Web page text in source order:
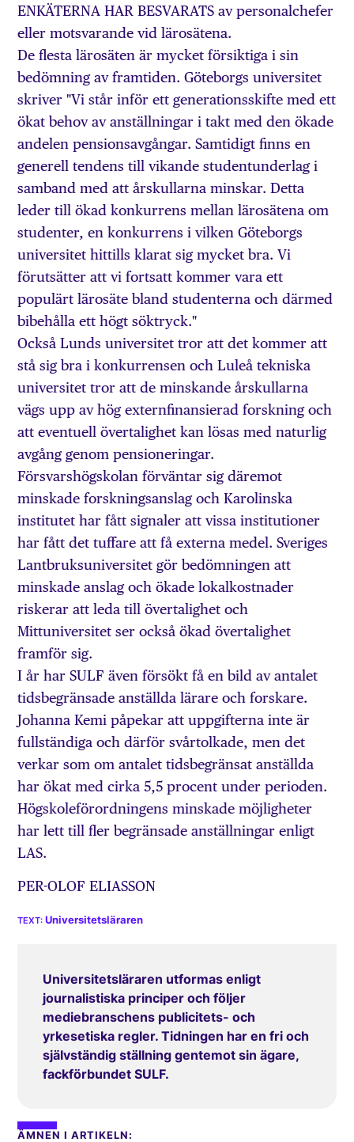
ENKÄTERNA HAR BESVARATS av personalchefer
eller motsvarande vid lärosätena.
De flesta lärosäten är mycket försiktiga i sin
bedömning av framtiden. Göteborgs universitet
skriver "Vi står inför ett generationsskifte med ett
ökat behov av anställningar i takt med den ökade
andelen pensionsavgångar. Samtidigt finns en
generell tendens till vikande studentunderlag i
samband med att årskullarna minskar. Detta
leder till ökad konkurrens mellan lärosätena om
studenter, en konkurrens i vilken Göteborgs
universitet hittills klarat sig mycket bra. Vi
förutsätter att vi fortsatt kommer vara ett
populärt lärosäte bland studenterna och därmed
bibehålla ett högt söktryck."
Också Lunds universitet tror att det kommer att
stå sig bra i konkurrensen och Luleå tekniska
universitet tror att de minskande årskullarna
vägs upp av hög externfinansierad forskning och
att eventuell övertalighet kan lösas med naturlig
avgång genom pensioneringar.
Försvarshögskolan förväntar sig däremot
minskade forskningsanslag och Karolinska
institutet har fått signaler att vissa institutioner
har fått det tuffare att få externa medel. Sveriges
Lantbruksuniversitet gör bedömningen att
minskade anslag och ökade lokalkostnader
riskerar att leda till övertalighet och
Mittuniversitet ser också ökad övertalighet
framför sig.
I år har SULF även försökt få en bild av antalet
tidsbegränsade anställda lärare och forskare.
Johanna Kemi påpekar att uppgifterna inte är
fullständiga och därför svårtolkade, men det
verkar som om antalet tidsbegränsat anställda
har ökat med cirka 5,5 procent under perioden.
Högskoleförordningens minskade möjligheter
har lett till fler begränsade anställningar enligt
LAS.
PER-OLOF ELIASSON
Universitetsläraren
Universitetsläraren utformas enligt
journalistiska principer och följer
mediebranschens publicitets- och
yrkesetiska regler. Tidningen har en fri och
självständig ställning gentemot sin ägare,
fackförbundet SULF.
ÄMNEN I ARTIKELN: